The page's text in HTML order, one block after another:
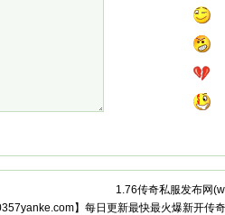
1.76传奇私服发布网(
】每日更新最快最火爆新开传